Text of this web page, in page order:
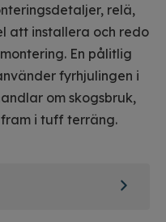
relä,
att installera och redo
En pålitlig
fyrhjulingen i
om skogsbruk,
i tuff terräng.